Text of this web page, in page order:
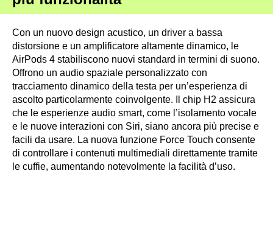
Con un nuovo design acustico, un driver a bassa
distorsione e un amplificatore altamente dinamico, le
AirPods 4 stabiliscono nuovi standard in termini di suono.
Offrono un audio spaziale personalizzato con
tracciamento dinamico della testa per un’esperienza di
ascolto particolarmente coinvolgente. Il chip H2 assicura
che le esperienze audio smart, come l’isolamento vocale
e le nuove interazioni con Siri, siano ancora più precise e
facili da usare. La nuova funzione Force Touch consente
di controllare i contenuti multimediali direttamente tramite
le cuffie, aumentando notevolmente la facilità d’uso.